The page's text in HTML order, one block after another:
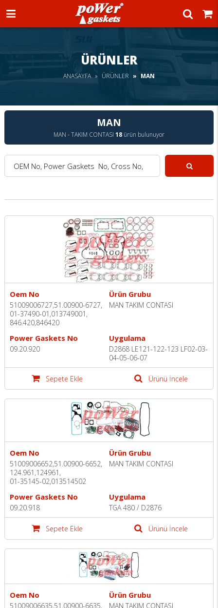
Power Gaskets
ÜRÜNLER
ANASAYFA ÜRÜNLER MAN
MAN
MAN - TAKIM CONTASI 18 ürün bulunuyor
OEM No, Power Gaskets No, Cross No, Model :
Oem No
51009006727,51.00900-6727,
01-37490-01,013749001,
846.420,846420
Ürün Grubu
MAN TAKIM CONTASI
Power Gaskets No
09.20.920
Uygulama
D2868 LE121-122-123 LF02-03-
04-05-06-07
Sepete Ekle Ürünü İncele
Oem No
51009006652,51.00900-6652,
124.961,124961,
01-35145-02,013514502
Ürün Grubu
MAN TAKIM CONTASI
Power Gaskets No
09.20.918
Uygulama
TGA 480 / D2876
Sepete Ekle Ürünü İncele
Oem No
51009006635,51.00900-6635,
Ürün Grubu
MAN TAKIM CONTASI